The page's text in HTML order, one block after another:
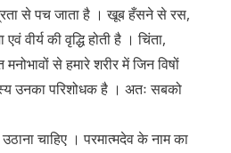
से पच जाता है । खूब हँसने से रस,
वीर्य की वृद्धि होती है । चिंता,
मनोभावों से हमारे शरीर में जिन विषों
उनका परिशोधक है । अतः सबको
चाहिए । परमात्मदेव के नाम का